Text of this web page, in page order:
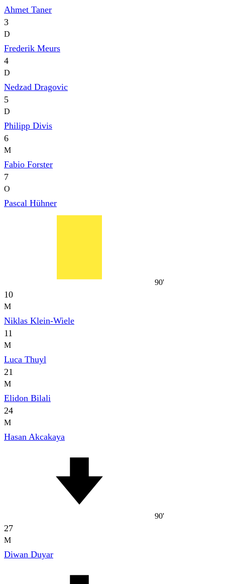
Ahmet Taner
3
D
Frederik Meurs
4
D
Nedzad Dragovic
5
D
Philipp Divis
6
M
Fabio Forster
7
O
Pascal Hühner
90'
10
M
Niklas Klein-Wiele
11
M
Luca Thuyl
21
M
Elidon Bilali
24
M
Hasan Akcakaya
90'
27
M
Diwan Duyar